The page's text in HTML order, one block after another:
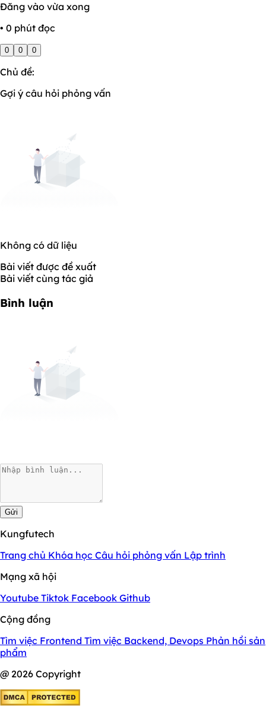
Đăng vào vừa xong
• 0 phút đọc
0 0 0
Chủ đề:
Gợi ý câu hỏi phỏng vấn
Không có dữ liệu
Bài viết được đề xuất
Bài viết cùng tác giả
Bình luận
Gửi
Kungfutech
Trang chủ Khóa học Câu hỏi phỏng vấn Lập trình
Mạng xã hội
Youtube Tiktok Facebook Github
Cộng đồng
Tìm việc Frontend Tìm việc Backend, Devops Phản hồi sản
phẩm
@ 2026 Copyright